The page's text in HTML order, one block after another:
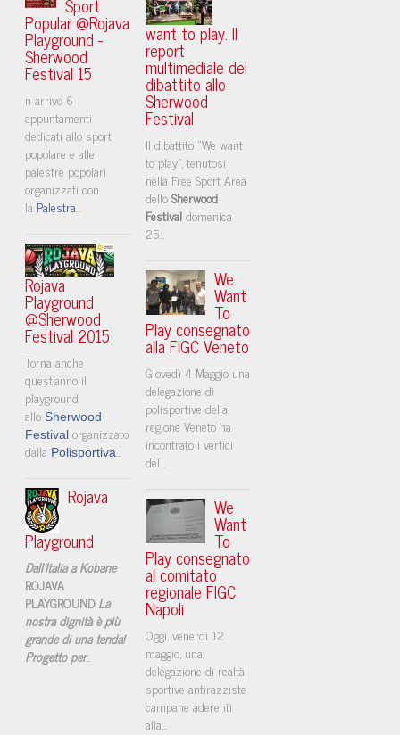
Popular @Rojava
Playground -
Sherwood
Festival 15
n arrivo 6
appuntamenti
dedicati allo sport
popolare e alle
palestre popolari
organizzati con
la Palestra...
Rojava
Playground
@Sherwood
Festival 2015
Torna anche
quest'anno il
playground
allo Sherwood
Festival organizzato
dalla Polisportiva...
Rojava
Playground
Dall'Italia a Kobane
ROJAVA
PLAYGROUND La
nostra dignità è più
grande di una tenda!
Progetto per...
want to play. Il
report
multimediale del
dibattito allo
Sherwood
Festival
Il dibattito “We want
to play”, tenutosi
nella Free Sport Area
delloSherwood
Festivaldomenica
25...
We
Want
To
Play consegnato
alla FIGC Veneto
Giovedì 4 Maggio una
delegazione di
polisportive della
regione Veneto ha
incontrato i vertici
del...
We
Want
To
Play consegnato
al comitato
regionale FIGC
Napoli
​Oggi, venerdi 12
maggio, una
delegazione di realtà
sportive antirazziste
campane aderenti
alla...